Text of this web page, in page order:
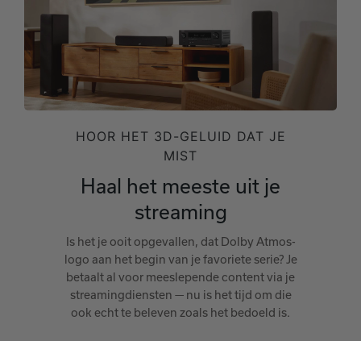
HOOR HET 3D-GELUID DAT JE
MIST
Haal het meeste uit je
streaming
Is het je ooit opgevallen, dat Dolby Atmos-
logo aan het begin van je favoriete serie? Je
betaalt al voor meeslepende content via je
streamingdiensten — nu is het tijd om die
ook echt te beleven zoals het bedoeld is.